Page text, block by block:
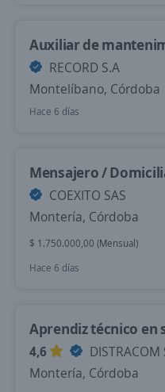
Auxiliar de
RECORD S.A
Montelíbano, Córdoba
Hace 6 días
Mensajero /
COEXITO SAS
Montería, Córdoba
$ 1.750.000,00 (Mensual)
Hace 6 días
Aprendiz técnico en
4,6
DISTRACOM
Montería, Córdoba